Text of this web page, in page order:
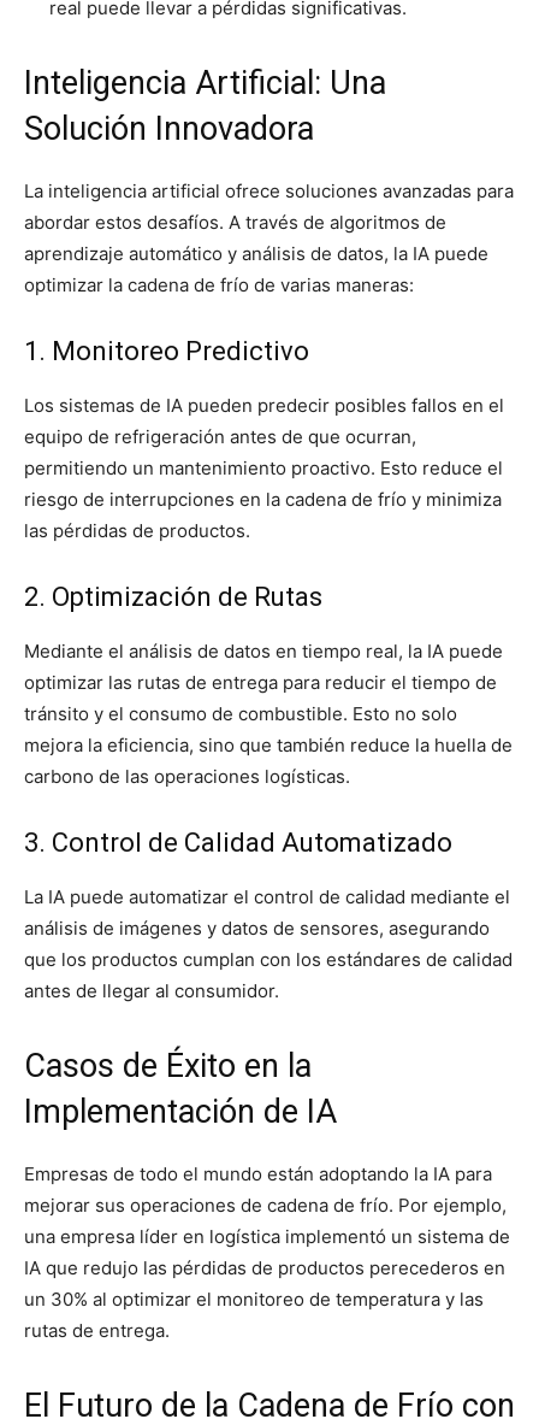
real puede llevar a pérdidas significativas.
Inteligencia Artificial: Una
Solución Innovadora
La inteligencia artificial ofrece soluciones avanzadas para
abordar estos desafíos. A través de algoritmos de
aprendizaje automático y análisis de datos, la IA puede
optimizar la cadena de frío de varias maneras:
1. Monitoreo Predictivo
Los sistemas de IA pueden predecir posibles fallos en el
equipo de refrigeración antes de que ocurran,
permitiendo un mantenimiento proactivo. Esto reduce el
riesgo de interrupciones en la cadena de frío y minimiza
las pérdidas de productos.
2. Optimización de Rutas
Mediante el análisis de datos en tiempo real, la IA puede
optimizar las rutas de entrega para reducir el tiempo de
tránsito y el consumo de combustible. Esto no solo
mejora la eficiencia, sino que también reduce la huella de
carbono de las operaciones logísticas.
3. Control de Calidad Automatizado
La IA puede automatizar el control de calidad mediante el
análisis de imágenes y datos de sensores, asegurando
que los productos cumplan con los estándares de calidad
antes de llegar al consumidor.
Casos de Éxito en la
Implementación de IA
Empresas de todo el mundo están adoptando la IA para
mejorar sus operaciones de cadena de frío. Por ejemplo,
una empresa líder en logística implementó un sistema de
IA que redujo las pérdidas de productos perecederos en
un 30% al optimizar el monitoreo de temperatura y las
rutas de entrega.
El Futuro de la Cadena de Frío con